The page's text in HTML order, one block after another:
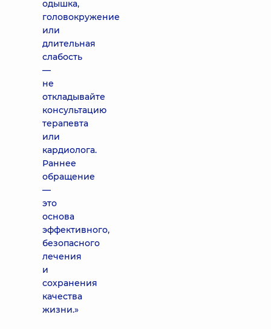
одышка,
головокружение
или
длительная
слабость
—
не
откладывайте
консультацию
терапевта
или
кардиолога.
Раннее
обращение
—
это
основа
эффективного,
безопасного
лечения
и
сохранения
качества
жизни.»